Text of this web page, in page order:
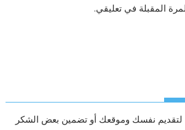
المقبلة في تعليقي.
لتقديم نفسك وموقعك أو تضمين بعض الشكر